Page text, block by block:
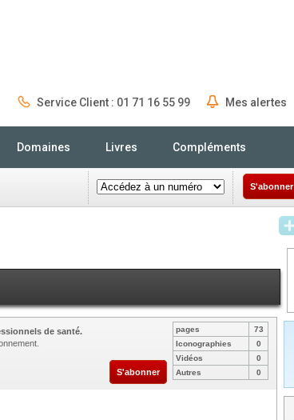
Service Client : 01 71 16 55 99 Mes alertes
Domaines Livres Compléments
S'abonner
de santé.
S'abonner
pages
73
Iconographies
0
Vidéos
0
Autres
0